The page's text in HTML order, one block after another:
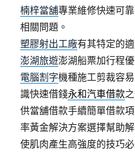
楠梓當舖專業維修快速可
相關問題。
塑膠射出工廠有其特定的
澎湖旅遊澎湖船票加行程
電腦割字機種施工剪裁容
識快速借錢永和汽車借款
供當舖借款手續簡單借款
率黃金解決方案選擇幫助
使肌肉產生高強度的技巧